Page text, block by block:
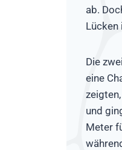
ab.
Lücken
Die
eine
und
Meter